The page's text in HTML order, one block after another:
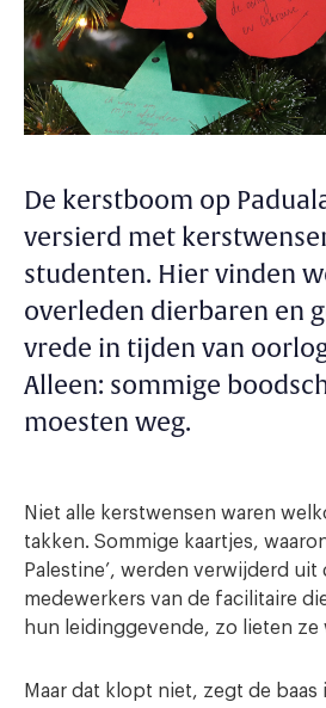
De kerstboom op
versierd met
studenten. Hier vinden
overleden dierbaren en
vrede in tijden van
Alleen: sommige
moesten weg.
Niet alle kerstwensen waren
takken. Sommige kaartjes,
Palestine’, werden verwijderd
medewerkers van de facilitaire
hun leidinggevende, zo lieten ze
Maar dat klopt niet, zegt de baas